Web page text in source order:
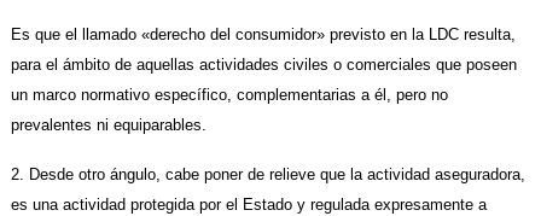
Es que el llamado «derecho del consumidor» previsto en la LDC resulta,
para el ámbito de aquellas actividades civiles o comerciales que poseen
un marco normativo específico, complementarias a él, pero no
prevalentes ni equiparables.
2. Desde otro ángulo, cabe poner de relieve que la actividad aseguradora,
es una actividad protegida por el Estado y regulada expresamente a